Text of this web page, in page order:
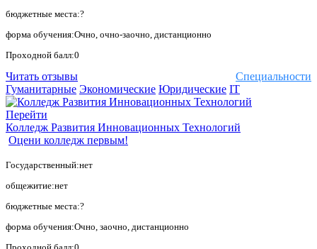
бюджетные места:?
форма обучения:Очно, очно-заочно, дистанционно
Проходной балл:0
Специальности
Читать отзывы
Гуманитарные Экономические Юридические IT
Перейти
Колледж Развития Инновационных Технологий
Оцени колледж первым!
Государственный:нет
общежитие:нет
бюджетные места:?
форма обучения:Очно, заочно, дистанционно